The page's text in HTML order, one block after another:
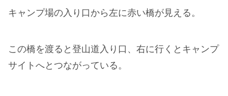
キャンプ場の入り口から左に赤い橋が見える。
この橋を渡ると登山道入り口、右に行くとキャンプ
サイトへとつながっている。